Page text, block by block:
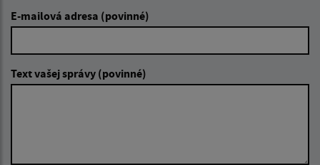
E-mailová adresa (povinné)
Text vašej správy (povinné)